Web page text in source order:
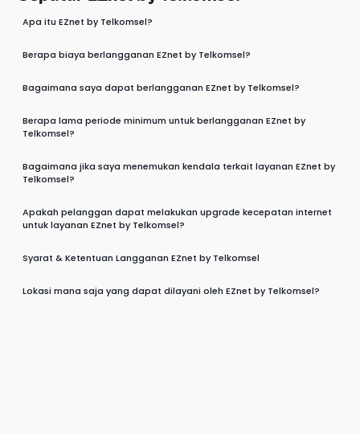
Apa itu EZnet by Telkomsel?
Berapa biaya berlangganan EZnet by Telkomsel?
Bagaimana saya dapat berlangganan EZnet by Telkomsel?
Berapa lama periode minimum untuk berlangganan EZnet by
Telkomsel?
Bagaimana jika saya menemukan kendala terkait layanan EZnet by
Telkomsel?
Apakah pelanggan dapat melakukan upgrade kecepatan internet
untuk layanan EZnet by Telkomsel?
Syarat & Ketentuan Langganan EZnet by Telkomsel
Lokasi mana saja yang dapat dilayani oleh EZnet by Telkomsel?